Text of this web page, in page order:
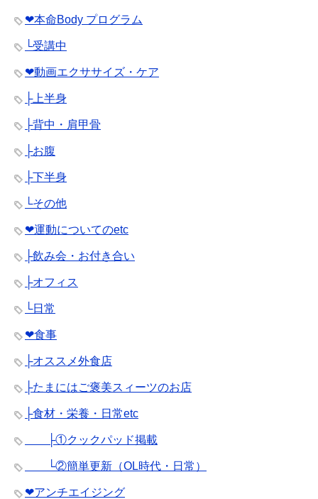
❤︎本命Body プログラム
└受講中
❤︎動画エクササイズ・ケア
├上半身
├背中・肩甲骨
├お腹
├下半身
└その他
❤︎運動についてのetc
├飲み会・お付き合い
├オフィス
└日常
❤︎食事
├オススメ外食店
├たまにはご褒美スィーツのお店
├食材・栄養・日常etc
├①クックパッド掲載
└②簡単更新（OL時代・日常）
❤︎アンチエイジング